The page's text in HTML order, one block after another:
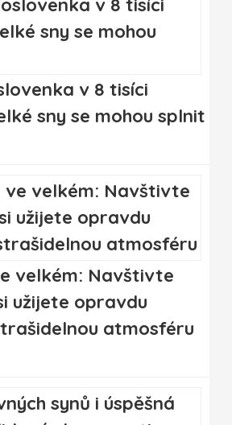
v 8 tisíci
sny se mohou splnit
velkém: Navštivte
užijete opravdu
atmosféru